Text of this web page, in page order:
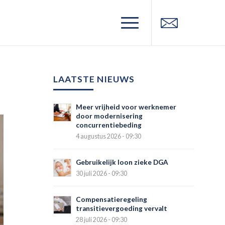
LAATSTE NIEUWS
Meer vrijheid voor werknemer
door modernisering
concurrentiebeding
4 augustus 2026 - 09:30
Gebruikelijk loon zieke DGA
30 juli 2026 - 09:30
Compensatieregeling
transitievergoeding vervalt
28 juli 2026 - 09:30